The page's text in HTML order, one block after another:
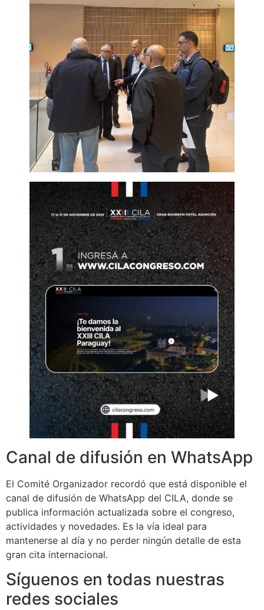
Canal de difusión en WhatsApp
El Comité Organizador recordó que está disponible el
canal de difusión de WhatsApp del CILA, donde se
publica información actualizada sobre el congreso,
actividades y novedades. Es la vía ideal para
mantenerse al día y no perder ningún detalle de esta
gran cita internacional.
Síguenos en todas nuestras
redes sociales